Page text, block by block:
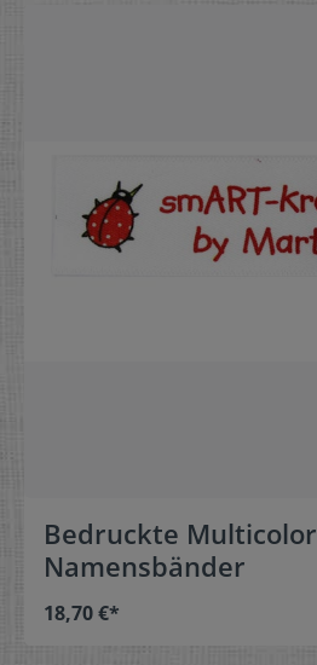
Bedruckte Multicolor
Namensbänder
18,70 €*